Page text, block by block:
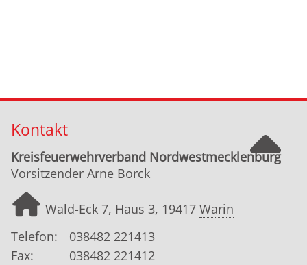
Kontakt
Kreisfeuerwehrverband Nordwestmecklenburg
Vorsitzender Arne Borck
Wald-Eck 7, Haus 3, 19417 Warin
Telefon:
038482 221413
Fax:
038482 221412